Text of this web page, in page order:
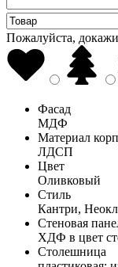
Пожалуйста,
Фасад
МДФ
Материал
ЛДСП
Цвет
Оливковый
Стиль
Кантри,
Стеновая
ХДФ в цвет
Столешница